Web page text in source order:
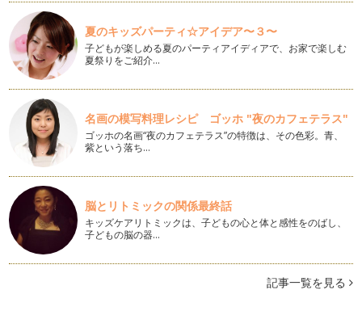
クリスマスの子ども写真を撮ろう
クリスマスは子どもの楽しみがいっぱい！ 親子でツリーを飾
ったり、イルミネーションを見に出か…
ハッピーバースデー！子ども写真を撮ろう
子どもの誕生日はママ、パパにとっても特別な日。我が子がお
腹の中にいた頃、早く会いたくて、早…
秋を楽しむ子ども写真を撮ろう
緑色をしていた木々の葉っぱが色とりどりに色づき、紅葉が美
しくなります。また、落ち葉を踏んだ…
子どもの作品写真を撮ろう
入園、入学に伴い子どもが作って持ち帰ってくる作品の数々。
一生懸命、制作した姿が想像でき成長…
親子のふれあい写真を撮ろう
夏のキッズパーティ☆アイデア〜３〜
子どもが楽しめる夏のパーティアイディアで、お家で楽しむ
夏祭りをご紹介…
名画の模写料理レシピ ゴッホ "夜のカフェテラス"
ゴッホの名画“夜のカフェテラス”の特徴は、その色彩。青、
紫という落ち…
脳とリトミックの関係最終話
キッズケアリトミックは、子どもの心と体と感性をのばし、
子どもの脳の器…
記事一覧を見る